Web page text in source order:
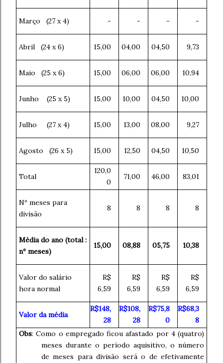
Março (27 x 4) - - - -
Abril (24 x 6) 15,00 04,00 04,50 9,73
Maio (25 x 6) 15,00 06,00 06,00 10,94
Junho (25 x 5) 15,00 10,00 04,50 10,00
Julho (27 x 4) 15,00 13,00 08,00 9,27
Agosto (26 x 5) 15,00 12,50 04,50 10,50
Total
120,0
0
71,00 46,00 83,01
Nº meses para
divisão
8 8 8 8
Média do ano (total :
nº meses)
15,00 08,88 05,75 10,38
Valor do salário
hora normal
R$
6,59
R$
6,59
R$
6,59
R$
6,59
Valor da média
R$148,
28
R$108,
28
R$75,8
0
R$68,3
8
Obs: Como o empregado ficou afastado por 4 (quatro)
meses durante o período aquisitivo, o número
de meses para divisão será o de efetivamente